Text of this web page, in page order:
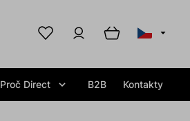
Proč Direct B2B Kontakty